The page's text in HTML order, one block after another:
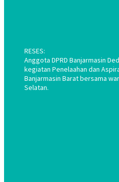
RESES:
Anggota DPRD Banjarmasin
kegiatan Penelaahan dan
Banjarmasin Barat bersama
Selatan.